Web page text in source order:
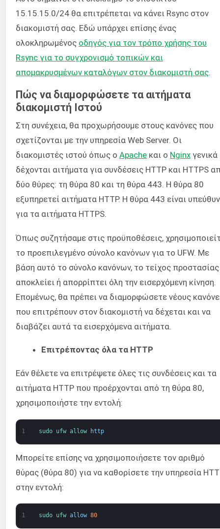
15.15.15.0/24 θα επιτρέπεται να κάνει Rsync στον
διακομιστή σας. Εδώ υπάρχει επίσης ένας
ολοκληρωμένος οδηγός για τον τρόπο χρήσης του
Rsync για το συγχρονισμό τοπικών και
απομακρυσμένων καταλόγων στον διακομιστή σας
Πώς να διαμορφώσετε τα αιτήματα
διακομιστή Ιστού
Στη συνέχεια, θα προχωρήσουμε στους κανόνες που
σχετίζονται με την υπηρεσία Web Server. Οι
διακομιστές ιστού όπως ο Apache και ο Nginx γενικά
δέχονται αιτήματα για συνδέσεις HTTP και HTTPS
δύο θύρες: τη θύρα 80 και τη θύρα 443. Η θύρα 80
εξυπηρετεί αιτήματα HTTP. Η θύρα 443 είναι
για τα αιτήματα HTTPS.
Όπως συζητήσαμε στις προϋποθέσεις,
το προεπιλεγμένο σύνολο κανόνων για το UFW. Με
βάση αυτό το σύνολο κανόνων, το τείχος προστασίας
αποκλείει ή απορρίπτει όλη την εισερχόμενη κίνηση.
Επομένως, θα πρέπει να διαμορφώσετε νέους
που επιτρέπουν στον διακομιστή να δέχεται και να
διαβάζει αυτά τα εισερχόμενα αιτήματα.
Επιτρέποντας όλα τα HTTP
Εάν θέλετε να επιτρέψετε όλες τις συνδέσεις και τα
αιτήματα HTTP που προέρχονται από τη θύρα 80,
χρησιμοποιήστε την εντολή:
1 sudo ufw allow http
Μπορείτε επίσης να χρησιμοποιήσετε τον αριθμό
θύρας (θύρα 80) για να καθορίσετε την υπηρεσία
στην εντολή:
1 sudo ufw allow 80